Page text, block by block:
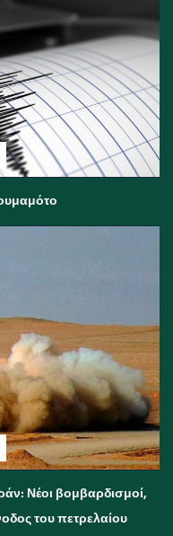
Νέοι βομβαρδισμοί,
του πετρελαίου